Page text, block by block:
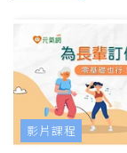
影片課程